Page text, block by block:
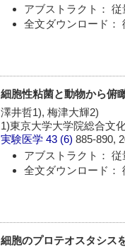
アブストラクト：
全文ダウンロード：
細胞性粘菌と動物から俯
澤井哲1), 梅津大輝2)
1)東京大学大学院総合文
実験医学 43 (6)885-890,
アブストラクト：
全文ダウンロード：
細胞のプロテオスタシス